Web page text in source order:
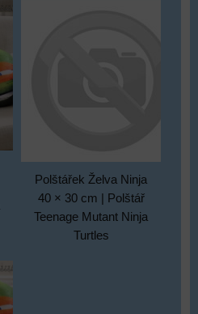
Polštářek Želva Ninja
40 × 30 cm | Polštář
Teenage Mutant Ninja
Turtles